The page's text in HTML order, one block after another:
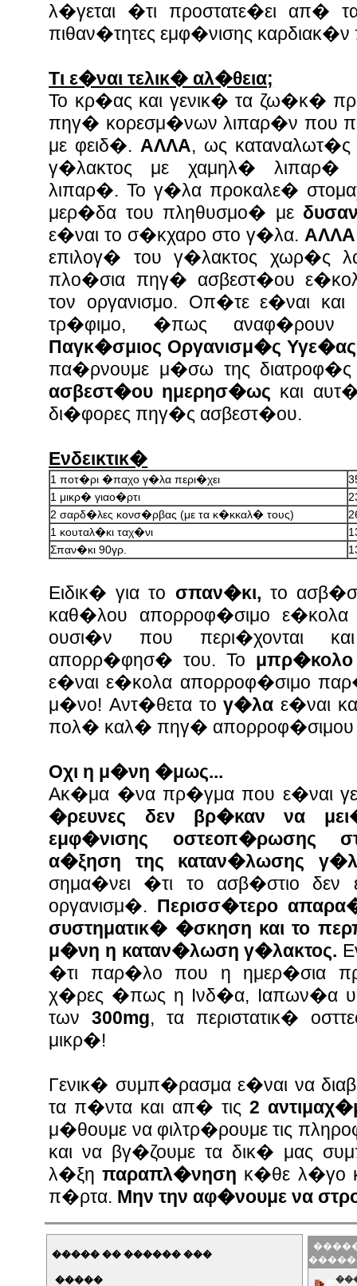
λ�γεται �τι προστατε�ει απ�
πιθαν�τητες εμφ�νισης
Τι ε�ναι τελικ� αλ�θεια;
Το κρ�ας και γενικ� τα ζω�κ�
πηγ� κορεσμ�νων λιπαρ�ν που
με φειδ�. ΑΛΛΑ, ως καταναλωτ�ς
γ�λακτος με χαμηλ�
λιπαρ�.Το γ�λα προκαλε�
μερ�δα του πληθυσμο� με
ε�ναι το σ�κχαρο στο γ�λα. ΑΛΛΑ
επιλογ� του γ�λακτος χωρ�ς
πλο�σια πηγ� ασβεστ�ου
τον οργανισμο. Οπ�τε ε�ναι και
τρ�φιμο, �πως
Παγκ�σμιος Οργανισμ�ς Υγε�ας
πα�ρνουμε μ�σω της
ασβεστ�ου ημερησ�ως και
δι�φορες πηγ�ς ασβεστ�ου.
Ενδεικτικ�
1 ποτ�ρι �παχο γ�λα περι�χει
1 μικρ� γιαο�ρτι
2 σαρδ�λες κονσ�ρβας (με τα κ�κκαλ� τους)
1 κουταλ�κι ταχ�νι
Σπαν�κι 90γρ.
Eιδικ� για το σπαν�κι, το
καθ�λου απορροφ�σιμο
ουσι�ν που περι�χονται
απορρ�φησ� του.Το μπρ�κολο
ε�ναι ε�κολα απορροφ�σιμο
μ�νο! Αντ�θετα τογ�λα ε�ναι
πολ� καλ� πηγ� απορροφ�σιμου
Οχι η μ�νη �μως...
Ακ�μα �να πρ�γμα που ε�ναι
�ρευνες δεν βρ�καν να
εμφ�νισης οστεοπ�ρωσης
α�ξηση της καταν�λωσης
σημα�νει �τι το ασβ�στιο δεν
οργανισμ�. Περισσ�τερο
συστηματικ� �σκηση και το
μ�νη η καταν�λωση γ�λακτος.
�τι παρ�λο που η ημερ�σια
χ�ρες �πως η Ινδ�α, Ιαπων�α
των300mg, τα περιστατικ�
μικρ�!
Γενικ� συμπ�ρασμα ε�ναι να
τα π�ντα και απ� τις2
μ�θουμε να φιλτρ�ρουμε τις
και να βγ�ζουμε τα δικ� μας
λ�ξηπαραπλ�νηση κ�θε λ�γο
π�ρτα. Μην την αφ�νουμε να
����� �� ������ ���
�����